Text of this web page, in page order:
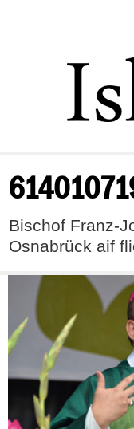
STARTSEITE
RECHT
DEBATTE
PANORAMA
Bischof Franz-
Osnabrück aif